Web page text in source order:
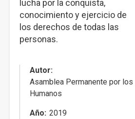
lucha por la conquista,
conocimiento y ejercicio de
los derechos de todas las
personas.
Autor
Asamblea Permanente por los
Humanos
Año 2019